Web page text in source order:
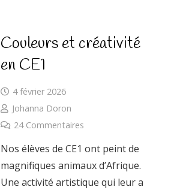
Couleurs et créativité
en CE1
4 février 2026
Johanna Doron
24 Commentaires
Nos élèves de CE1 ont peint de
magnifiques animaux d’Afrique.
Une activité artistique qui leur a